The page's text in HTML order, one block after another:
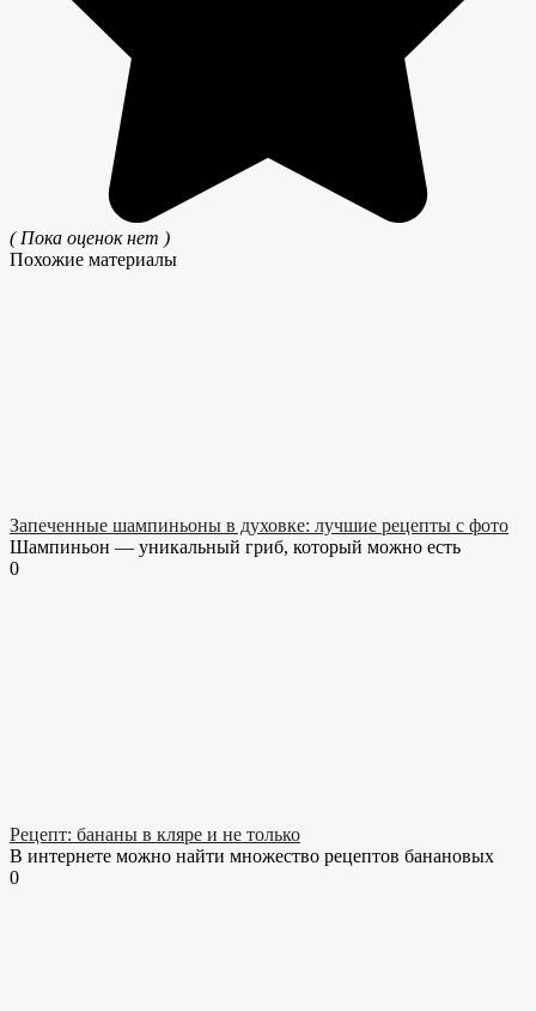
( Пока оценок нет )
Похожие материалы
Запеченные шампиньоны в духовке: лучшие рецепты с фото
Шампиньон — уникальный гриб, который можно есть
0
Рецепт: бананы в кляре и не только
В интернете можно найти множество рецептов банановых
0